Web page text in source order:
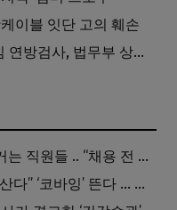
케이블 잇단 고의 훼손
트럼프 비판 글 3시간 만에 해임 연방검사, 법무부 상대 소송
[이슈] 식당 옮겨 다니며 소송 거는 직원들 .. “채용 전 반드시 확인해야”
[라이프] “결혼 대신 친구와 집 산다” ‘코바잉’ 뜬다 … 내 집 마련 공식 바뀌었다